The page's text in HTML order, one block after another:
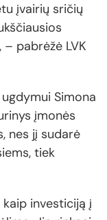
įvairių sričių
pabrėžė LVK
Simona
įmonės
nes jį sudarė
tiek
investiciją į